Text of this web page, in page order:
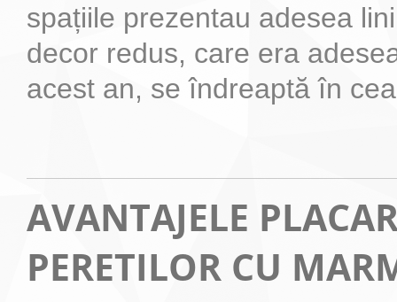
spațiile prezentau adesea
decor redus, care era
acest an, se îndreaptă în
AVANTAJELE
PERETILOR CU